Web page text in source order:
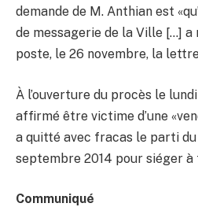
demande de M. Anthian est
de messagerie de la Ville […] a
poste, le 26 novembre, la
À l’ouverture du procès le
affirmé être victime d’une
a quitté avec fracas le parti
septembre 2014 pour siéger à
Communiqué